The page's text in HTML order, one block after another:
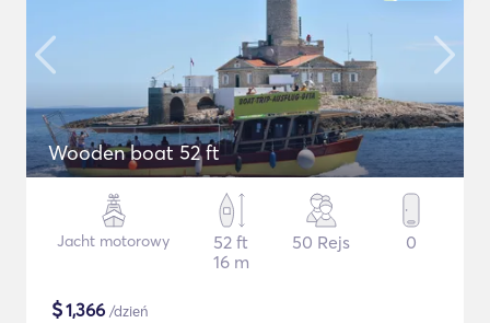
Wooden boat 52 ft
Jacht motorowy
52 ft
16 m
50 Rejs 0
$1,366 /dzień